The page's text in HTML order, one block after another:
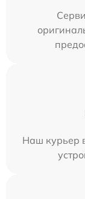
Наш курьер